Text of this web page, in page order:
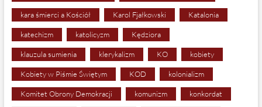
kara śmierci a Kościół Karol Fjałkowski Katalonia
katechizm katolicyzm Kędziora
klauzula sumienia klerykalizm KO kobiety
Kobiety w Piśmie Świętym KOD kolonializm
Komitet Obrony Demokracji komunizm konkordat